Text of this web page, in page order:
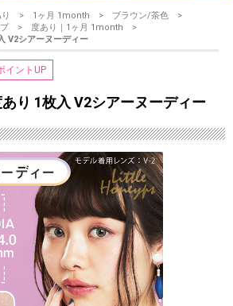
1ヶ月 1month
ブラウン/茶色
度あり｜1ヶ月 1month
V2シアーヌーディー
イントUP
り 1枚入 V2シアーヌーディー